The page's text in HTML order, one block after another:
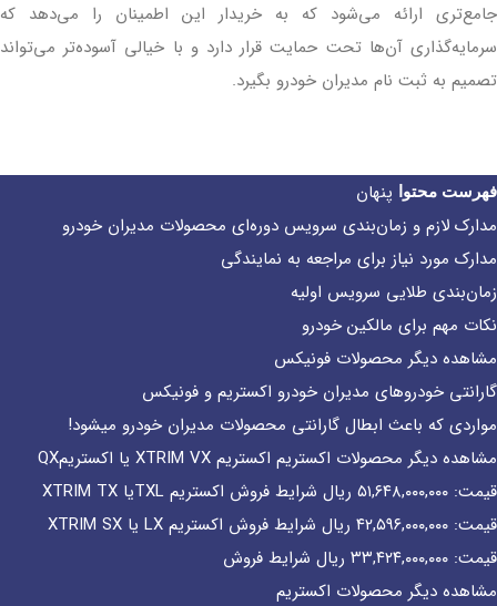
جامع‌تری ارائه می‌شود که به خریدار این اطمینان را می‌دهد که
سرمایه‌گذاری آن‌ها تحت حمایت قرار دارد و با خیالی آسوده‌تر می‌تواند
تصمیم به ثبت نام مدیران خودرو بگیرد.
فهرست محتوا
پنهان
مدارک لازم و زمان‌بندی سرویس دوره‌ای محصولات مدیران خودرو
مدارک مورد نیاز برای مراجعه به نمایندگی
زمان‌بندی طلایی سرویس اولیه
نکات مهم برای مالکین خودرو
مشاهده دیگر محصولات فونیکس
گارانتی خودروهای مدیران خودرو اکستریم و فونیکس
مواردی که باعث ابطال گارانتی محصولات مدیران خودرو میشود!
مشاهده دیگر محصولات اکستریم اکستریم XTRIM VX یا اکستریمQX
قیمت: ۵۱,۶۴۸,۰۰۰,۰۰۰ ریال شرایط فروش اکستریم TXLیا XTRIM TX
قیمت: ۴۲,۵۹۶,۰۰۰,۰۰۰ ریال شرایط فروش اکستریم LX یا XTRIM SX
قیمت: ۳۳,۴۲۴,۰۰۰,۰۰۰ ریال شرایط فروش
مشاهده دیگر محصولات اکستریم